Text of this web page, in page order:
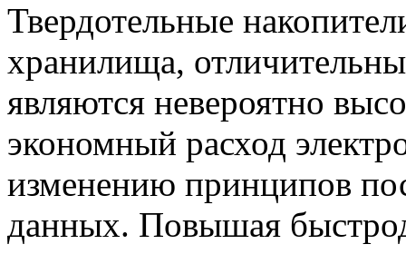
Твердотельные
хранилища,
являются невероятно
экономный расход
изменению принципов
данных. Повышая